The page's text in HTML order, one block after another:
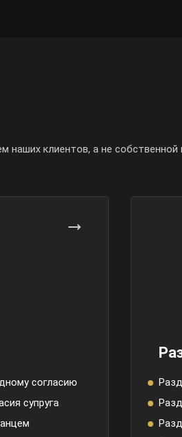
наших клиентов, а не собственной
согласию
супруга